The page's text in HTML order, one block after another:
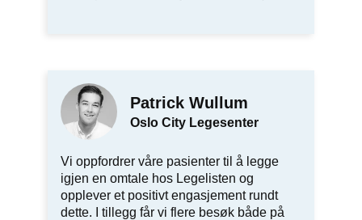
Patrick Wullum
Oslo City Legesenter
Vi oppfordrer våre pasienter til å legge
igjen en omtale hos Legelisten og
opplever et positivt engasjement rundt
dette. I tillegg får vi flere besøk både på